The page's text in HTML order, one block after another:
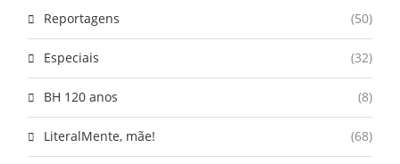
Reportagens (50)
Especiais (32)
BH 120 anos (8)
LiteralMente, mãe! (68)